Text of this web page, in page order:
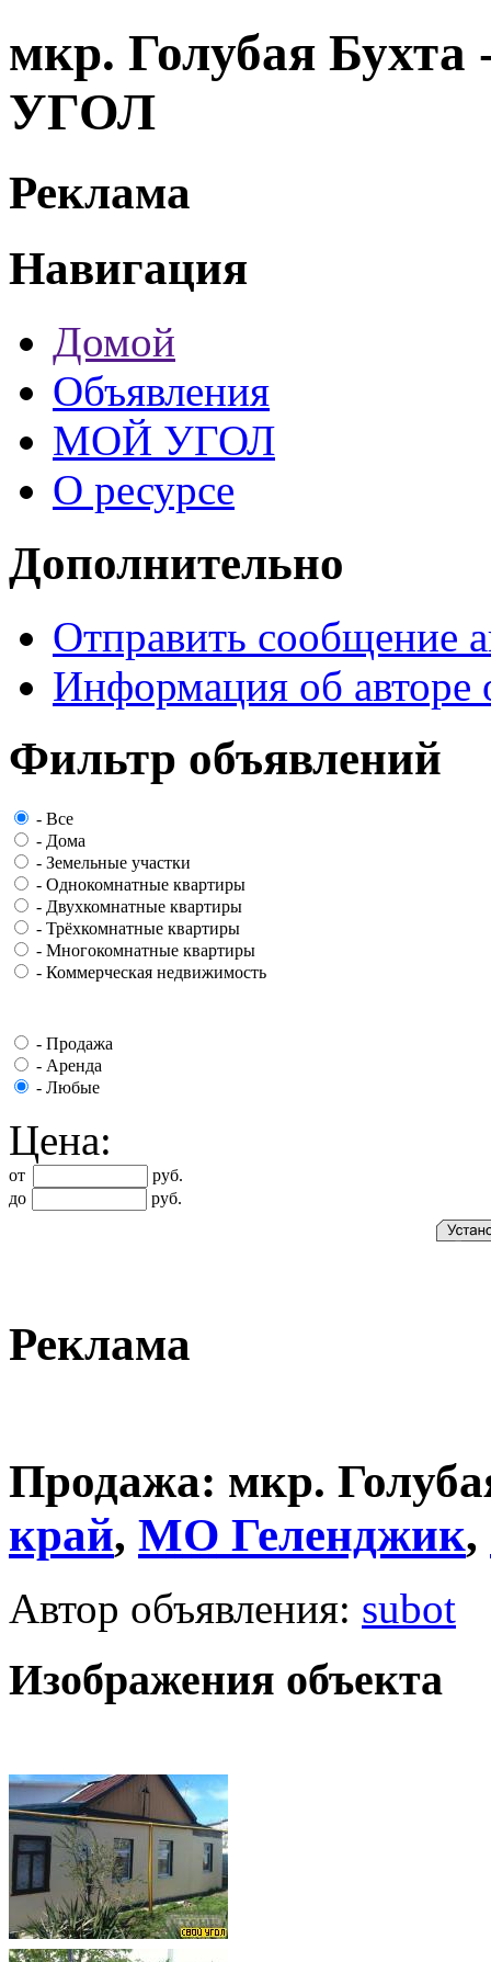
мкр. Голубая
УГОЛ
Реклама
Навигация
Домой
Объявления
МОЙ УГОЛ
О ресурсе
Дополнительно
Отправить сообщение
Информация об авторе
Фильтр объявлений
- Все
- Дома
- Земельные участки
- Однокомнатные квартиры
- Двухкомнатные квартиры
- Трёхкомнатные квартиры
- Многокомнатные квартиры
- Коммерческая недвижимость
- Продажа
- Аренда
- Любые
Цена:
от
руб.
до
руб.
Реклама
Продажа: мкр.
край, МО Геленджик,
Автор объявления: subot
Изображения объекта